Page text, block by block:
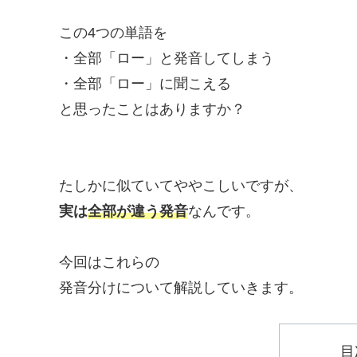
この4つの単語を
・全部「ロー」と発音してしまう
・全部「ロー」に聞こえる
と思ったことはありますか？
たしかに似ていてややこしいですが、
実は全部が違う発音なんです。
今回はこれらの
発音分けについて解説していきます。